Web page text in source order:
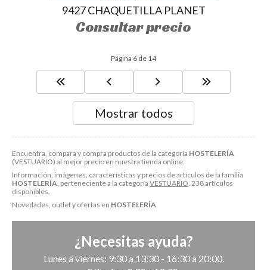
Encuentra, compara y compra productos de la categoría HOSTELERÍA
(VESTUARIO) al mejor precio en nuestra tienda online.
Información, imágenes, características y precios de artículos de la familia
HOSTELERÍA, perteneciente a la categoría VESTUARIO. 238 artículos
disponibles.
Novedades, outlet y ofertas en HOSTELERÍA.
9427 CHAQUETILLA PLANET
Consultar precio
Página 6 de 14
Mostrar todos
¿Necesitas ayuda?
Lunes a viernes: 9:30 a 13:30 - 16:30 a 20:00.